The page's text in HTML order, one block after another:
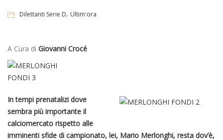
Dilettanti Serie D, Ultim'ora
A Cura di Giovanni Crocé
In tempi prenatalizi dove
sembra più importante il
calciomercato rispetto alle
imminenti sfide di campionato, lei, Mario Merlonghi, resta dov’è,